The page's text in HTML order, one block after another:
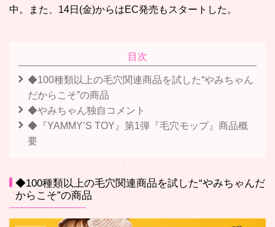
中。また、14日(金)からはEC発売もスタートした。
目次
◆100種類以上の毛穴関連商品を試した“やみちゃん
だからこそ”の商品
◆やみちゃん独自コメント
◆『YAMMY’S TOY』第1弾『毛穴モップ』商品概
要
◆100種類以上の毛穴関連商品を試した“やみちゃんだ
からこそ”の商品